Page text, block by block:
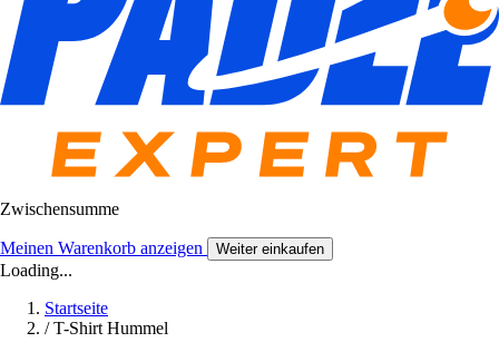
Zwischensumme
Meinen Warenkorb anzeigen Weiter einkaufen
Loading...
Startseite
/ T-Shirt Hummel